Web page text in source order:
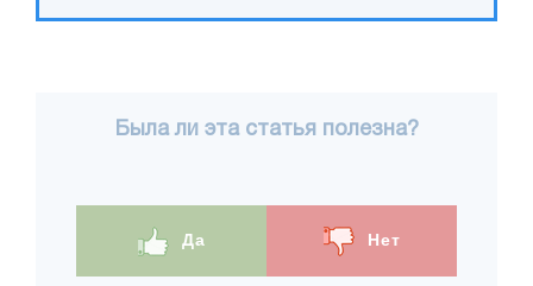
Была ли эта статья полезна?
Да Нет